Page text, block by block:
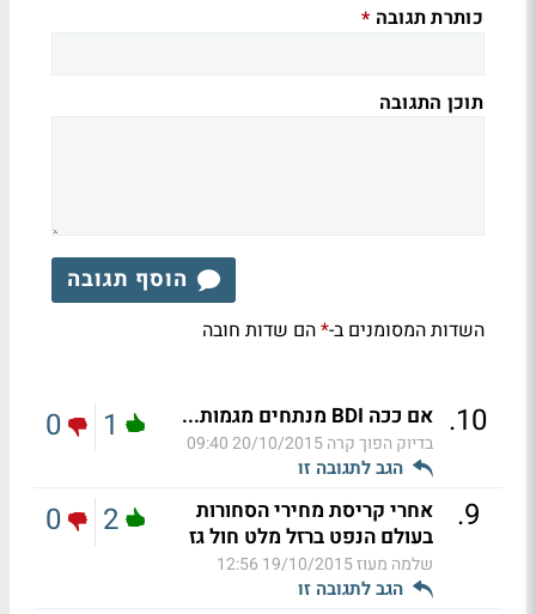
כותרת תגובה *
תוכן התגובה
הוסף תגובה
השדות המסומנים ב-*הם שדות חובה
10
. אם ככה BDI מנתחים מגמות...
בדיוק הפוך קרה20/10/2015 09:40
הגב לתגובה זו
1
0
9
.
אחרי קריסת מחירי הסחורות
בעולם הנפט ברזל מלט חול גז
שלמה מעוז19/10/2015 12:56
הגב לתגובה זו
2
0